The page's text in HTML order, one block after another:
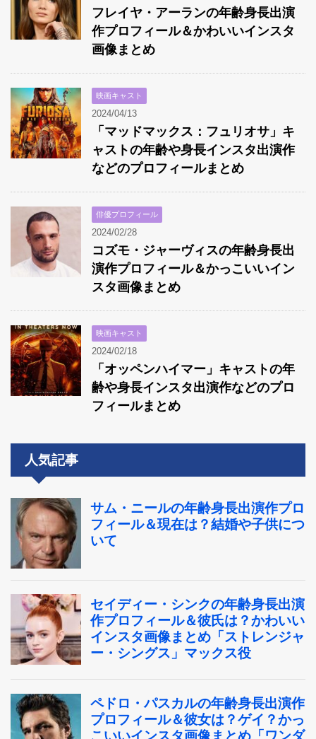
フレイヤ・アーランの年齢身長出演
作プロフィール＆かわいいインスタ
画像まとめ
映画キャスト
2024/04/13
「マッドマックス：フュリオサ」キ
ャストの年齢や身長インスタ出演作
などのプロフィールまとめ
俳優プロフィール
2024/02/28
コズモ・ジャーヴィスの年齢身長出
演作プロフィール＆かっこいいイン
スタ画像まとめ
映画キャスト
2024/02/18
「オッペンハイマー」キャストの年
齢や身長インスタ出演作などのプロ
フィールまとめ
人気記事